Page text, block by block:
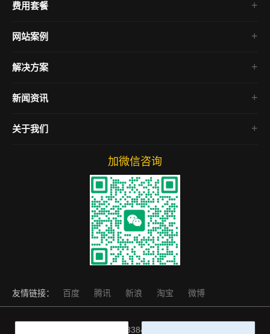
费用套餐
网站案例
企业官网
房产网站
解决方案
新闻资讯
SEO教程
关于我们
加微信咨询
友情链接： 百度 腾讯 新浪 淘宝 微博
豫ICP备2023033846号-1